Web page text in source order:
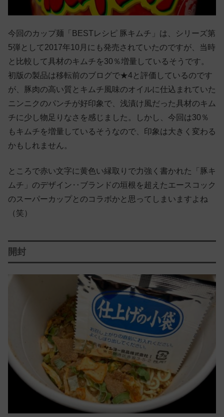
今回のカップ麺「BESTレシピ 豚キムチ」は、シリーズ第
5弾として2017年10月にも発売されていたのですが、当時
と比較して具材のキムチを30％増量しているそうです。
初版の製品は移転前のブログで★4と評価しているのです
が、豚肉の高い質とキムチ風味のオイルに仕込まれていた
ニンニクのパンチが好印象で、浅漬け風だった具材のキム
チに少し物足りなさを感じました。しかし、今回は30％
もキムチを増量しているそうなので、印象は大きく変わる
かもしれません。
ところで赤い文字に黄色い縁取りで力強く書かれた「豚キ
ムチ」のデザイン‥ブランドの垣根を超えたエースコック
のスーパーカップとのコラボかと思ってしまいますよね
（笑）
開封